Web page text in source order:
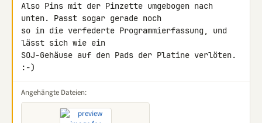
Also Pins mit der Pinzette umgebogen nach
unten. Passt sogar gerade noch
so in die verfederte Programmierfassung, und
lässt sich wie ein
SOJ-Gehäuse auf den Pads der Platine verlöten.
:-)
Angehängte Dateien: